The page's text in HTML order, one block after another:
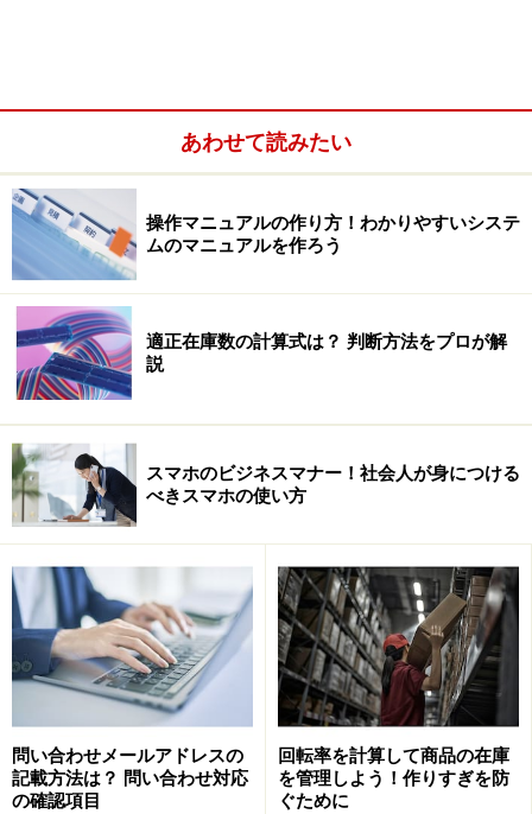
ビジネスメールは件名を見たら内容がわかるように
する
スパムだと間違われる！こんなメールの件名はNG
返信メールは件名を書き換える
添付ファイルは内容を再確認！説明を入れて送る
ビジネスメールには署名をつけるのが基本
署名は名刺と同じで自分の所属を明らかにするもの
学生時代のメールに署名がついていることはまずありま
せん。携帯メールでは署名をつける習慣がありません
が、ビジネスメールでは署名をつけるのが基本。
そもそも日本のインターネットは、JUNETと呼ばれる実
験ネットワークからスタートしました。参加者は大学の
先生やITベンダーのエンジニアが多く、ここから自分の
あわせて読みたい
操作マニュアルの作り方！わかりやすいシステ
ムのマニュアルを作ろう
適正在庫数の計算式は？ 判断方法をプロが解
説
スマホのビジネスマナー！社会人が身につける
べきスマホの使い方
問い合わせメールアドレスの
記載方法は？ 問い合わせ対応
の確認項目
回転率を計算して商品の在庫
を管理しよう！作りすぎを防
ぐために